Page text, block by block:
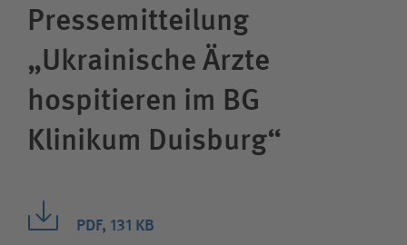
Pressemitteilung
„Ukrainische Ärzte
hospitieren im BG
Klinikum Duisburg“
PDF, 131 KB